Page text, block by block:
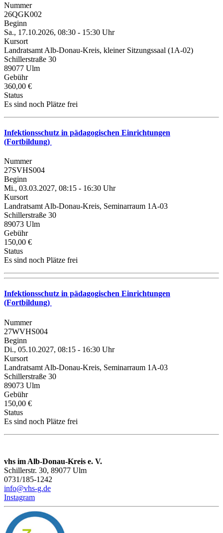
Nummer
26QGK002
Beginn
Sa., 17.10.2026, 08:30 - 15:30 Uhr
Kursort
Landratsamt Alb-Donau-Kreis, kleiner Sitzungssaal (1A-02)
Schillerstraße 30
89077 Ulm
Gebühr
360,00 €
Status
Es sind noch Plätze frei
Infektionsschutz in pädagogischen Einrichtungen
(Fortbildung)
Nummer
27SVHS004
Beginn
Mi., 03.03.2027, 08:15 - 16:30 Uhr
Kursort
Landratsamt Alb-Donau-Kreis, Seminarraum 1A-03
Schillerstraße 30
89073 Ulm
Gebühr
150,00 €
Status
Es sind noch Plätze frei
Infektionsschutz in pädagogischen Einrichtungen
(Fortbildung)
Nummer
27WVHS004
Beginn
Di., 05.10.2027, 08:15 - 16:30 Uhr
Kursort
Landratsamt Alb-Donau-Kreis, Seminarraum 1A-03
Schillerstraße 30
89073 Ulm
Gebühr
150,00 €
Status
Es sind noch Plätze frei
vhs im Alb-Donau-Kreis e. V.
Schillerstr. 30, 89077 Ulm
0731/185-1242
info@vhs-g.de
Instagram